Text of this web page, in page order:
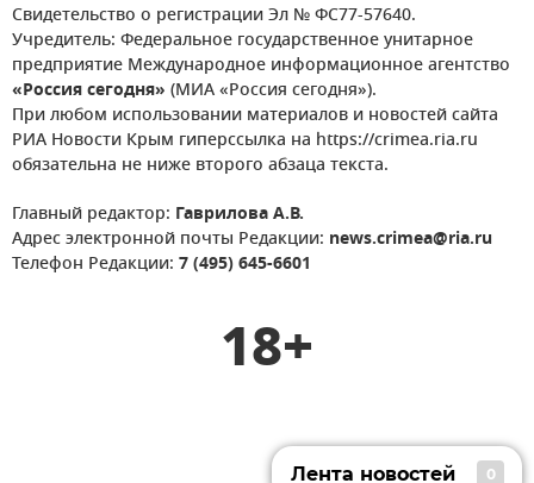
Свидетельство о регистрации Эл № ФС77-57640.
Учредитель: Федеральное государственное унитарное
предприятие Международное информационное агентство
«Россия сегодня» (МИА «Россия сегодня»).
При любом использовании материалов и новостей сайта
РИА Новости Крым гиперссылка на https://crimea.ria.ru
обязательна не ниже второго абзаца текста.
Главный редактор: Гаврилова А.В.
Адрес электронной почты Редакции: news.crimea@ria.ru
Телефон Редакции: 7 (495) 645-6601
18+
Лента новостей 0